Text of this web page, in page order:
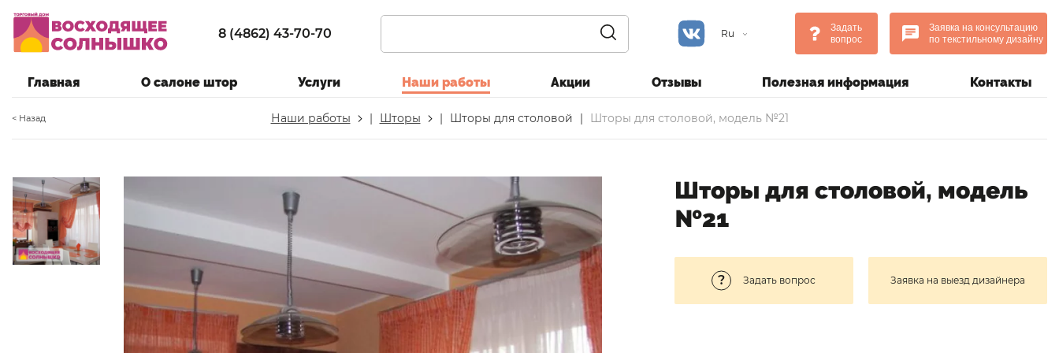
8 (4862) 43-70-70 Ru
Задать
вопрос
Заявка на консультацию
по текстильному дизайну
Главная О салоне штор Услуги Наши работы Акции Отзывы Полезная информация Контакты
< Назад Наши работы | Шторы | Шторы для столовой | Шторы для столовой, модель №21
Шторы для столовой, модель
№21
Задать вопрос Заявка на выезд дизайнера